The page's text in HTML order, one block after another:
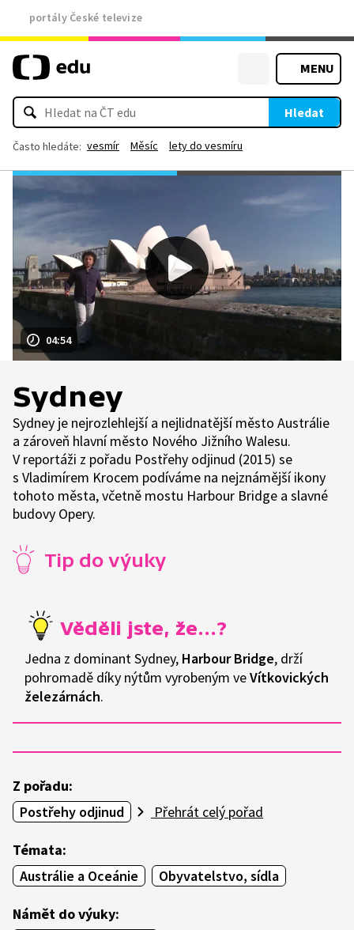
portály České televize
MENU
Hledat
Často hledáte: vesmír Měsíc lety do vesmíru
04:54
Sydney
Sydney je nejrozlehlejší a nejlidnatější město Austrálie
a zároveň hlavní město Nového Jižního Walesu.
V reportáži z pořadu Postřehy odjinud (2015) se
s Vladimírem Krocem podíváme na nejznámější ikony
tohoto města, včetně mostu Harbour Bridge a slavné
budovy Opery.
Tip do výuky
Jedna z dominant Sydney, Harbour Bridge, drží
pohromadě díky nýtům vyrobeným veVítkovických
železárnách.
Z pořadu:
Postřehy odjinud
Přehrát celý pořad
Témata:
Austrálie a Oceánie
Obyvatelstvo, sídla
Námět do výuky: